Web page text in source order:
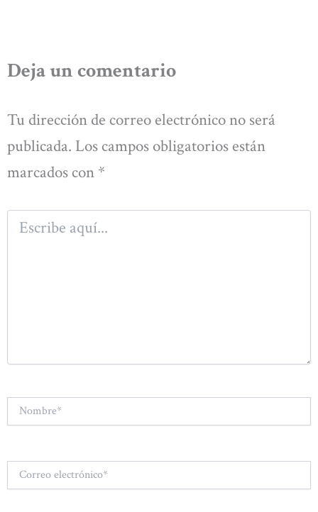
Deja un comentario
Tu dirección de correo electrónico no será
publicada. Los campos obligatorios están
marcados con *
Escribe
aquí...
Nombre*
Correo
electrónico*